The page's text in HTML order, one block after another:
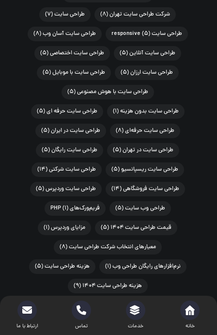
شرکت طراحی سایت تهران(۸) طراحی سایت(۷)
طراحی سایت responsive(۵) طراحی سایت آسان وب(۸)
طراحی سایت آنلاین(۵) طراحی سایت اختصاصی(۵)
طراحی سایت ارزان(۵) طراحی سایت با موبایل(۵)
طراحی سایت با هوش مصنوعی(۵)
طراحی سایت بدون هزینه(۱) طراحی سایت حرفه ای(۵)
طراحی سایت حرفه‌ای(۸) طراحی سایت در ایران(۵)
طراحی سایت در تهران(۵) طراحی سایت رایگان(۵)
طراحی سایت ریسپانسیو(۵) طراحی سایت شرکتی(۱۴)
طراحی سایت فروشگاهی(۱۴) طراحی سایت وردپرس(۵)
طراحی وب سایت(۵) فریم‌ورک‌های PHP(۱)
قیمت طراحی سایت ۱۴۰۴ (۵) مزایای وردپرس(۱)
معیارهای انتخاب شرکت طراحی سایت(۸)
نرم‌افزارهای رایگان طراحی وب(۱) هزینه طراحی سایت(۵)
هزینه طراحی سایت ۱۴۰۴ (۹)
هزینه طراحی سایت ۱۴۰۵ ویرایشگر کد رایگان
یادگیری PHP از صفر (۱) خانه خدمات تماس ارتباط با ما